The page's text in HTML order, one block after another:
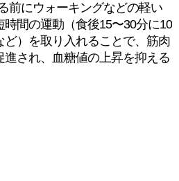
前にウォーキングなどの軽い
間の運動（食後15〜30分に10
）を取り入れることで、筋肉
され、血糖値の上昇を抑える